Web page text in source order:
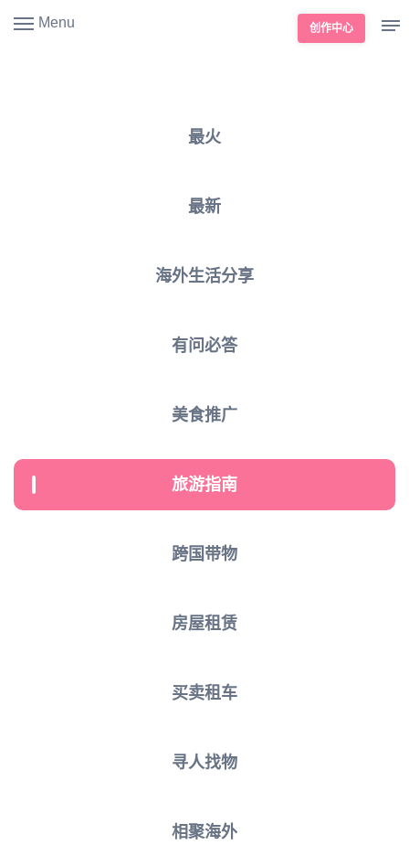
Menu 创作中心
最火
最新
海外生活分享
有问必答
美食推广
旅游指南
跨国带物
房屋租赁
买卖租车
寻人找物
相聚海外